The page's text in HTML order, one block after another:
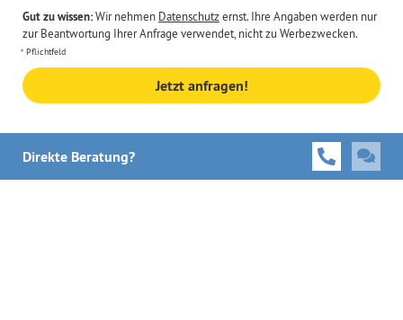
Gut zu wissen:Wir nehmen Datenschutzernst. Ihre Angaben werden nur
zur Beantwortung Ihrer Anfrage verwendet, nicht zu Werbezwecken.
Pflichtfeld
Jetzt anfragen!
Direkte Beratung?